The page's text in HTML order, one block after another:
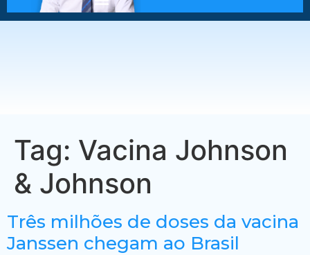
Tag: Vacina Johnson
& Johnson
Três milhões de doses da vacina
Janssen chegam ao Brasil